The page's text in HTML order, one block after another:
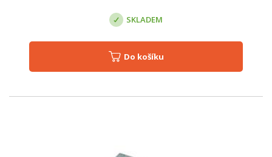
SKLADEM
Do košíku